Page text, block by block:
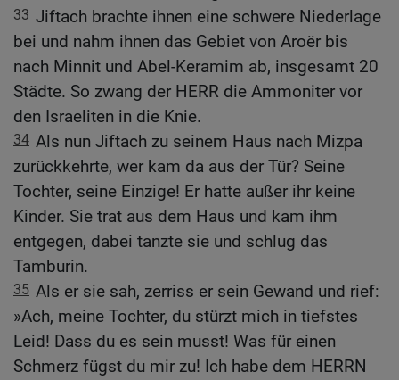
33 Jiftach brachte ihnen eine schwere Niederlage
bei und nahm ihnen das Gebiet von Aroër bis
nach Minnit und Abel-Keramim ab, insgesamt 20
Städte. So zwang der HERR die Ammoniter vor
den Israeliten in die Knie.
34 Als nun Jiftach zu seinem Haus nach Mizpa
zurückkehrte, wer kam da aus der Tür? Seine
Tochter, seine Einzige! Er hatte außer ihr keine
Kinder. Sie trat aus dem Haus und kam ihm
entgegen, dabei tanzte sie und schlug das
Tamburin.
35 Als er sie sah, zerriss er sein Gewand und rief:
»Ach, meine Tochter, du stürzt mich in tiefstes
Leid! Dass du es sein musst! Was für einen
Schmerz fügst du mir zu! Ich habe dem HERRN